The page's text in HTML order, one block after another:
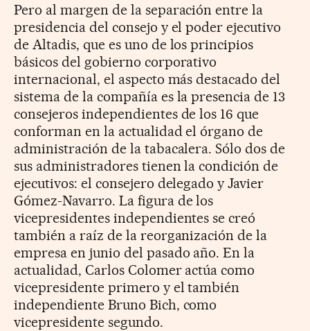
Pero al margen de la separación entre la
presidencia del consejo y el poder ejecutivo
de Altadis, que es uno de los principios
básicos del gobierno corporativo
internacional, el aspecto más destacado del
sistema de la compañía es la presencia de 13
consejeros independientes de los 16 que
conforman en la actualidad el órgano de
administración de la tabacalera. Sólo dos de
sus administradores tienen la condición de
ejecutivos: el consejero delegado y Javier
Gómez-Navarro. La figura de los
vicepresidentes independientes se creó
también a raíz de la reorganización de la
empresa en junio del pasado año. En la
actualidad, Carlos Colomer actúa como
vicepresidente primero y el también
independiente Bruno Bich, como
vicepresidente segundo.